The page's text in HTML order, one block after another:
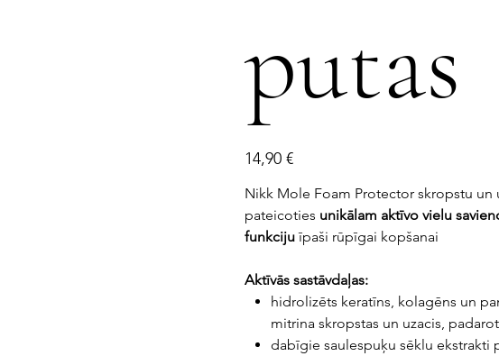
putas
Cena
14,90 €
Nikk Mole Foam Protector skropstu un
pateicoties unikālam aktīvo vielu
funkcijuīpaši rūpīgai kopšanai
Aktīvās sastāvdaļas:
hidrolizēts keratīns, kolagēns un
mitrina skropstas un uzacis,
dabīgie saulespuķu sēklu ekstrakti